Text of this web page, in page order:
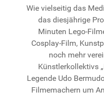
Wie vielseitig das
das diesjährige
Minuten Lego-
Cosplay-Film,
noch mehr
Künstlerkollektivs
Legende Udo
Filmemachern um